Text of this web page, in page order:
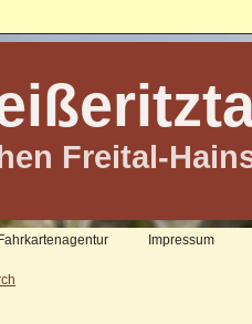
Freital-
Fahrkartenagentur Impressum